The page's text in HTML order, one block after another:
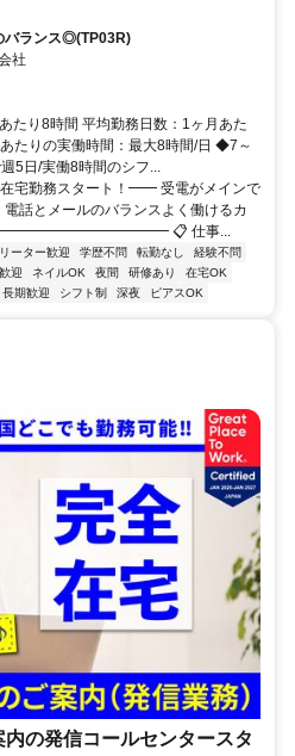
バランス◎(TP03R)
社
たり8時間 平均勤務日数：1ヶ月あた
たりの実働時間：最大8時間/日 ◆7～
5日/実働8時間のシフ...
宅勤務スタート！━━ 受電がメインで
話とメールのバランスよく働けるカ
━━━━━━━━━━━━━━ 📋 仕事...
ーター歓迎 学歴不問 転勤なし
経験不問
迎 ネイルOK 夜間 研修あり
在宅OK
長期歓迎 シフト制 深夜 ピアスOK
の発信コールセンタースタ